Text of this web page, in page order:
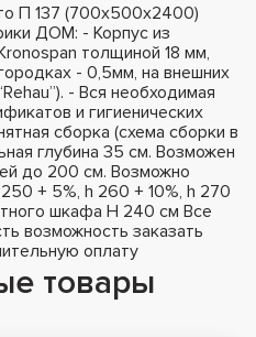
П 137 (700х500х2400)
ДОМ: - Корпус из
толщиной 18 мм,
- 0,5мм, на внешних
- Вся необходимая
и гигиенических
сборка (схема сборки в
глубина 35 см. Возможен
до 200 см. Возможно
+ 5%, h 260 + 10%, h 270
шкафа H 240 см Все
возможность заказать
оплату
товары